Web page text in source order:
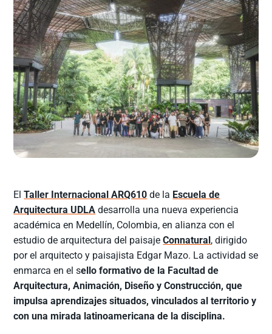
ElTaller Internacional ARQ610 de la Escuela de
Arquitectura UDLA desarrolla una nueva experiencia
académica en Medellín, Colombia, en alianza con el
estudio de arquitectura del paisajeConnatural , dirigido
por el arquitecto y paisajista Edgar Mazo. La actividad se
enmarca en el sello formativo de la Facultad de
Arquitectura, Animación, Diseño y Construcción, que
impulsa aprendizajes situados, vinculados al territorio y
con una mirada latinoamericana de la disciplina.